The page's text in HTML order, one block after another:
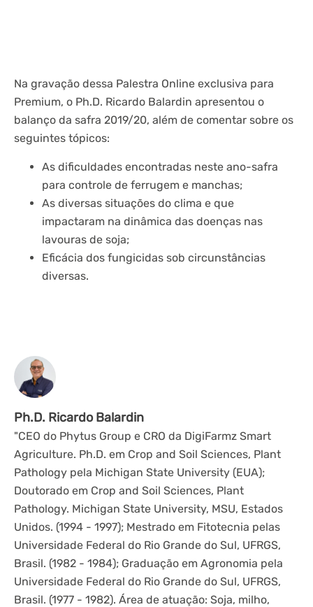
Na gravação dessa Palestra Online exclusiva para
Premium, o Ph.D. Ricardo Balardin apresentou o
balanço da safra 2019/20, além de comentar sobre os
seguintes tópicos:
As dificuldades encontradas neste ano-safra
para controle de ferrugem e manchas;
As diversas situações do clima e que
impactaram na dinâmica das doenças nas
lavouras de soja;
Eficácia dos fungicidas sob circunstâncias
diversas.
Ph.D. Ricardo Balardin
"CEO do Phytus Group e CRO da DigiFarmz Smart
Agriculture. Ph.D. em Crop and Soil Sciences, Plant
Pathology pela Michigan State University (EUA);
Doutorado em Crop and Soil Sciences, Plant
Pathology. Michigan State University, MSU, Estados
Unidos. (1994 - 1997); Mestrado em Fitotecnia pelas
Universidade Federal do Rio Grande do Sul, UFRGS,
Brasil. (1982 - 1984); Graduação em Agronomia pela
Universidade Federal do Rio Grande do Sul, UFRGS,
Brasil. (1977 - 1982). Área de atuação: Soja, milho,